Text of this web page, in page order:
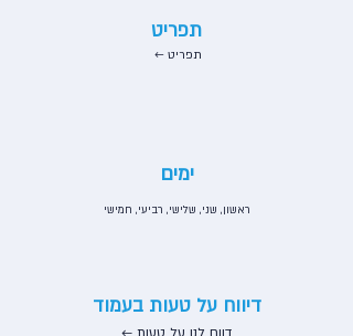
תפריט
← תפריט
ימים
ראשון, שני, שלישי, רביעי, חמישי
דיווח על טעות בעמוד